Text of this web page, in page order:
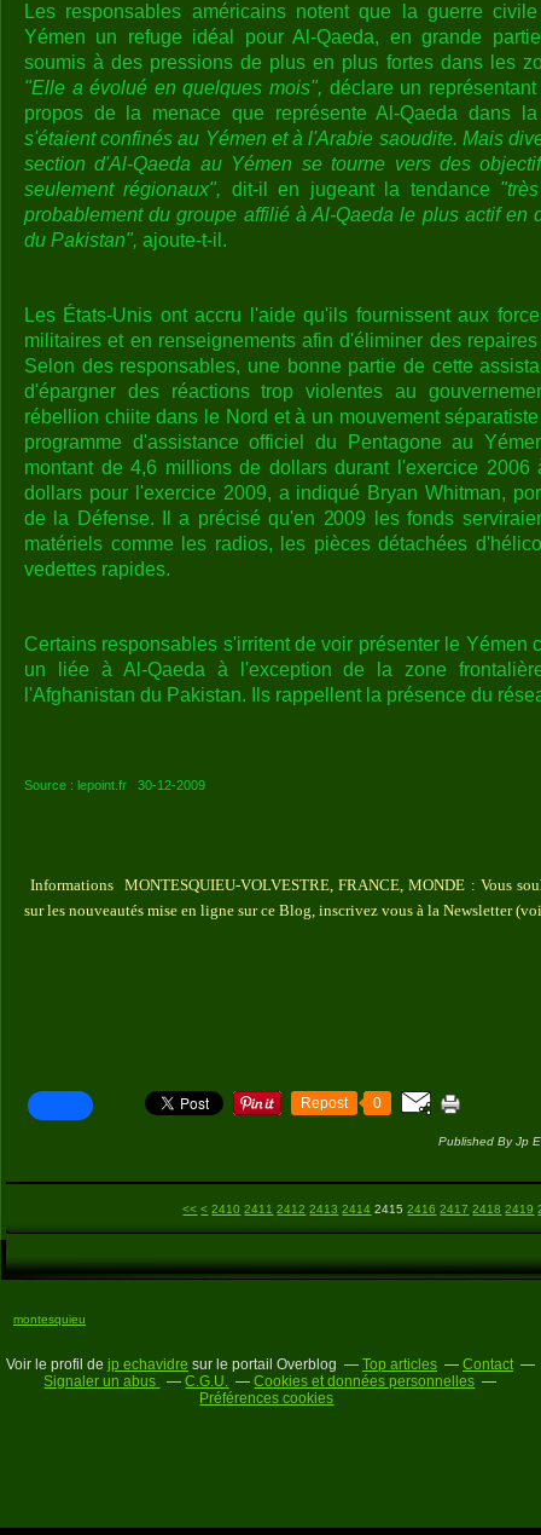
Les responsables américains notent que la guerre
Yémen un refuge idéal pour Al-Qaeda, en grande
soumis à des pressions de plus en plus fortes dans les
"Elle a évolué en quelques mois", déclare un
propos de la menace que représente Al-Qaeda dans
s'étaient confinés au Yémen et à l'Arabie saoudite. Mais
section d'Al-Qaeda au Yémen se tourne vers des
seulement régionaux", dit-il en jugeant la tendance
probablement du groupe affilié à Al-Qaeda le plus actif en
du Pakistan", ajoute-t-il.
Les États-Unis ont accru l'aide qu'ils fournissent aux
militaires et en renseignements afin d'éliminer des
Selon des responsables, une bonne partie de cette
d'épargner des réactions trop violentes au
rébellion chiite dans le Nord et à un mouvement
programme d'assistance officiel du Pentagone au
montant de 4,6 millions de dollars durant l'exercice
dollars pour l'exercice 2009, a indiqué Bryan Whitman,
de la Défense. Il a précisé qu'en 2009 les fonds
matériels comme les radios, les pièces détachées
vedettes rapides.
Certains responsables s'irritent de voir présenter le Yémen
un liée à Al-Qaeda à l'exception de la zone
l'Afghanistan du Pakistan. Ils rappellent la présence du
Source : lepoint.fr 30-12-2009
Informations MONTESQUIEU-VOLVESTRE, FRANCE, MONDE : Vous
sur les nouveautés mise en ligne sur ce Blog, inscrivez vous à la Newsletter
Repost 0
Published By Jp
<< < 2400
2410 2411 2412 2413 2414 2415 2416 2417 2418 2419
montesquieu
Voir le profil de jp echavidre sur le portail Overblog Top articles
Contact
Signaler un abus
C.G.U.
Cookies et données personnelles
Préférences cookies